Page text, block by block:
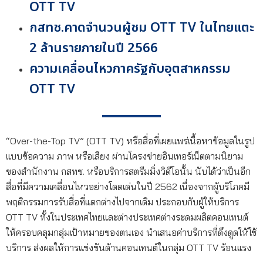
OTT TV
กสทช.คาดจำนวนผู้ชม OTT TV ในไทยแตะ
2 ล้านรายภายในปี 2566
ความเคลื่อนไหวภาครัฐกับอุตสาหกรรม
OTT TV
“Over-the-Top TV” (OTT TV) หรือสื่อที่เผยแพร่เนื้อหาข้อมูลในรูป
แบบข้อความ ภาพ หรือเสียง ผ่านโครงข่ายอินเทอร์เน็ตตามนิยาม
ของสำนักงาน กสทช. หรือบริการสตรีมมิ่งวิดีโอนั้น นับได้ว่าเป็นอีก
สื่อที่มีความเคลื่อนไหวอย่างโดดเด่นในปี 2562 เนื่องจากผู้บริโภคมี
พฤติกรรมการรับสื่อที่แตกต่างไปจากเดิม ประกอบกับผู้ให้บริการ
OTT TV ทั้งในประเทศไทยและต่างประเทศต่างระดมผลิตคอนเทนต์
ให้ครอบคลุมกลุ่มเป้าหมายของตนเอง นำเสนอค่าบริการที่ดึงดูดให้ใช้
บริการ ส่งผลให้การแข่งขันด้านคอนเทนต์ในกลุ่ม OTT TV ร้อนแรง